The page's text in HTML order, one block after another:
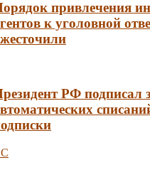
привлечения
к уголовной
РФ подписал